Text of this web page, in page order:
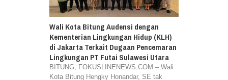
Wali Kota Bitung Audensi dengan
Kementerian Lingkungan Hidup (KLH)
di Jakarta Terkait Dugaan Pencemaran
Lingkungan PT Futai Sulawesi Utara
BITUNG, FOKUSLINENEWS.COM – Wali
Kota Bitung Hengky Honandar, SE tak